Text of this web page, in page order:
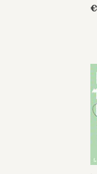
burgers 95
99
professionaliteit 105
108
lijntjes kleurt 112
ondernemerschap? 112
120
groeien 128